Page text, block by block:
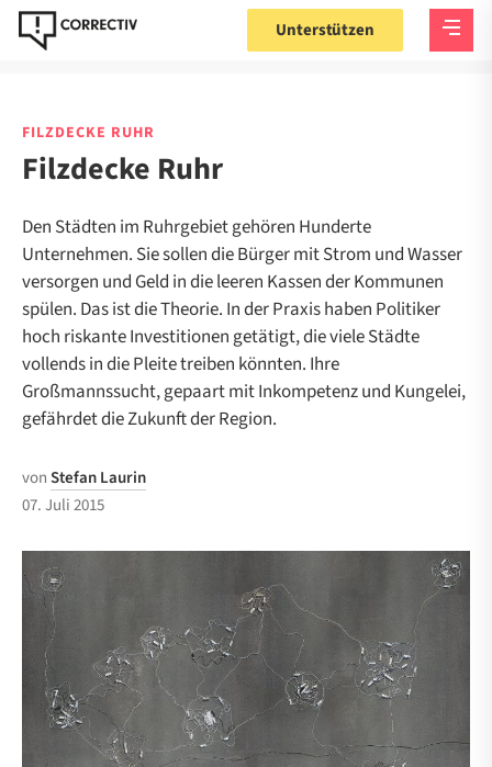
Unterstützen
FILZDECKE RUHR
Filzdecke Ruhr
Den Städten im Ruhrgebiet gehören Hunderte
Unternehmen. Sie sollen die Bürger mit Strom und Wasser
versorgen und Geld in die leeren Kassen der Kommunen
spülen. Das ist die Theorie. In der Praxis haben Politiker
hoch riskante Investitionen getätigt, die viele Städte
vollends in die Pleite treiben könnten. Ihre
Großmannssucht, gepaart mit Inkompetenz und Kungelei,
gefährdet die Zukunft der Region.
vonStefan Laurin
07. Juli 2015